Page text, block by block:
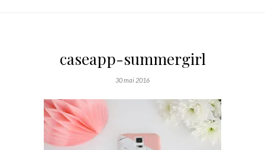
caseapp-summergirl
30 mai 2016